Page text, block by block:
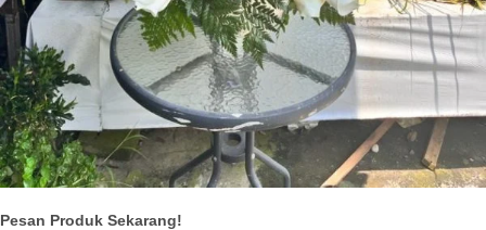
Pesan Produk Sekarang!